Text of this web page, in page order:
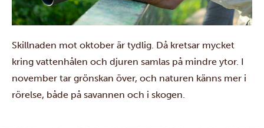
Skillnaden mot oktober är tydlig. Då kretsar mycket
kring vattenhålen och djuren samlas på mindre ytor. I
november tar grönskan över, och naturen känns mer i
rörelse, både på savannen och i skogen.